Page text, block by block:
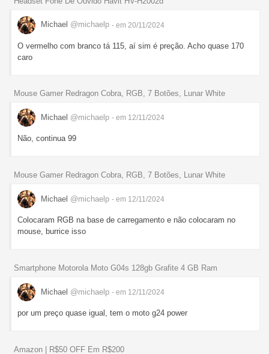
Michael @michaelp - em 20/11/2024
O vermelho com branco tá 115, aí sim é preção. Acho quase 170
caro
Mouse Gamer Redragon Cobra, RGB, 7 Botões, Lunar White
Michael @michaelp - em 12/11/2024
Não, continua 99
Mouse Gamer Redragon Cobra, RGB, 7 Botões, Lunar White
Michael @michaelp - em 12/11/2024
Colocaram RGB na base de carregamento e não colocaram no
mouse, burrice isso
Smartphone Motorola Moto G04s 128gb Grafite 4 GB Ram
Michael @michaelp - em 12/11/2024
por um preço quase igual, tem o moto g24 power
Amazon | R$50 OFF Em R$200